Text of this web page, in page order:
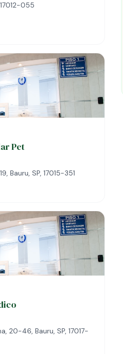
055
Pet
Bauru, SP, 17015-351
20-46, Bauru, SP, 17017-